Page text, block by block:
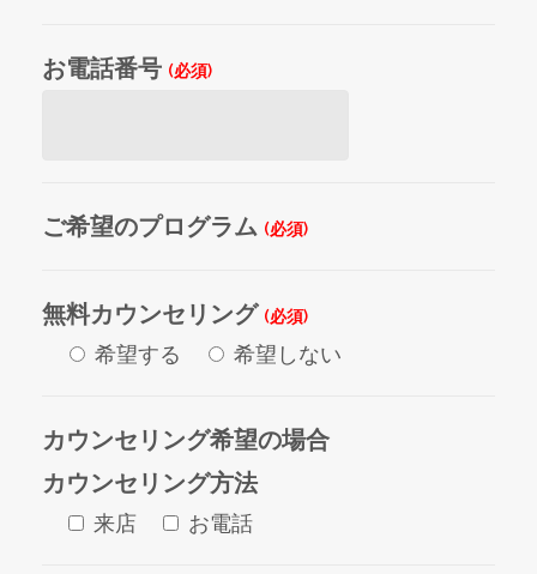
お電話番号 (必須)
ご希望のプログラム (必須)
無料カウンセリング (必須)
希望する 希望しない
カウンセリング希望の場合
カウンセリング方法
来店 お電話